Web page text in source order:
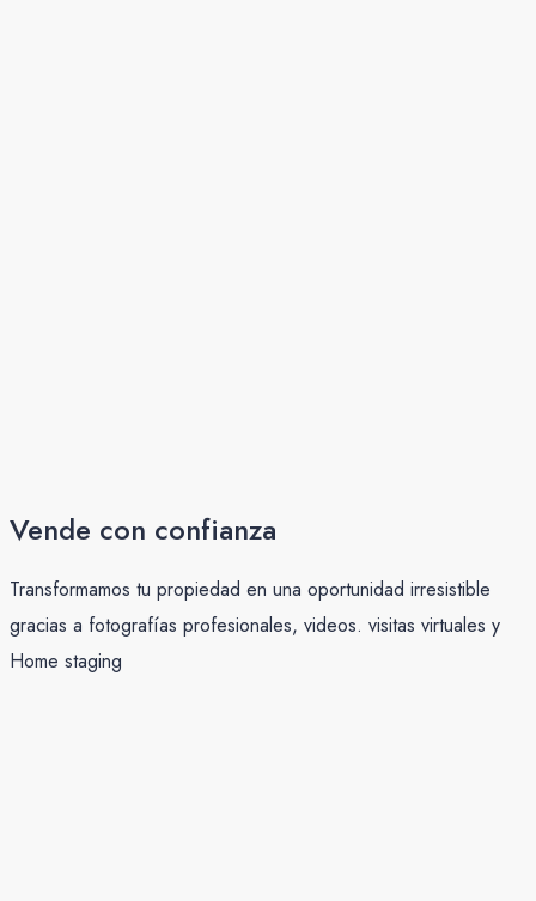
Vende con confianza
Transformamos tu propiedad en una oportunidad irresistible
gracias a fotografías profesionales, videos. visitas virtuales y
Home staging